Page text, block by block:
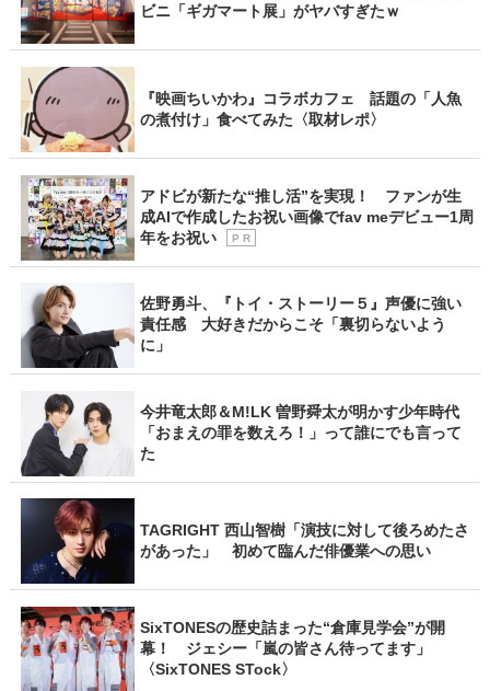
ビニ「ギガマート展」がヤバすぎたｗ
『映画ちいかわ』コラボカフェ 話題の「人魚
の煮付け」食べてみた〈取材レポ〉
アドビが新たな“推し活”を実現！ ファンが生
成AIで作成したお祝い画像でfav meデビュー1周
年をお祝い
P R
佐野勇斗、『トイ・ストーリー５』声優に強い
責任感 大好きだからこそ「裏切らないよう
に」
今井竜太郎＆M!LK 曽野舜太が明かす少年時代
「おまえの罪を数えろ！」って誰にでも言って
た
TAGRIGHT 西山智樹「演技に対して後ろめたさ
があった」 初めて臨んだ俳優業への思い
SixTONESの歴史詰まった“倉庫見学会”が開
幕！ ジェシー「嵐の皆さん待ってます」
〈SixTONES STock〉